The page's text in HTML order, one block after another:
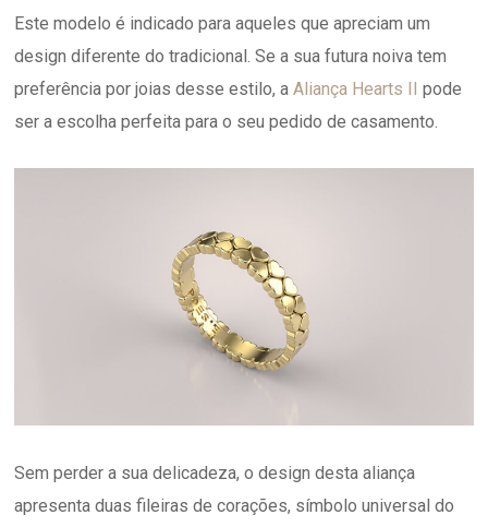
Este modelo é indicado para aqueles que apreciam um
design diferente do tradicional. Se a sua futura noiva tem
preferência por joias desse estilo, aAliança Hearts II pode
ser a escolha perfeita para o seu pedido de casamento.
Sem perder a sua delicadeza, o design desta aliança
apresenta duas fileiras de corações, símbolo universal do